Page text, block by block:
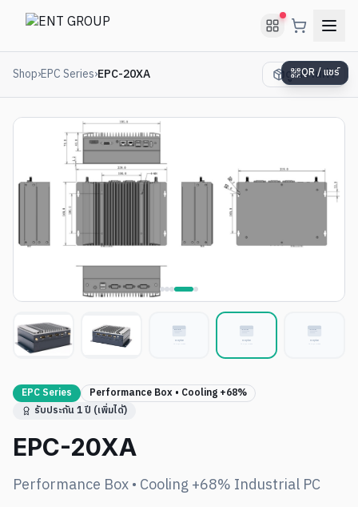
Shop›EPCSeries›EPC-20XA ดูในร้านค้า
EPC Series
Performance Box • Cooling +68%
รับประกัน 1 ปี (เพิ่มได้)
EPC-20XA
Performance Box • Cooling +68% Industrial PC
QR / แชร์